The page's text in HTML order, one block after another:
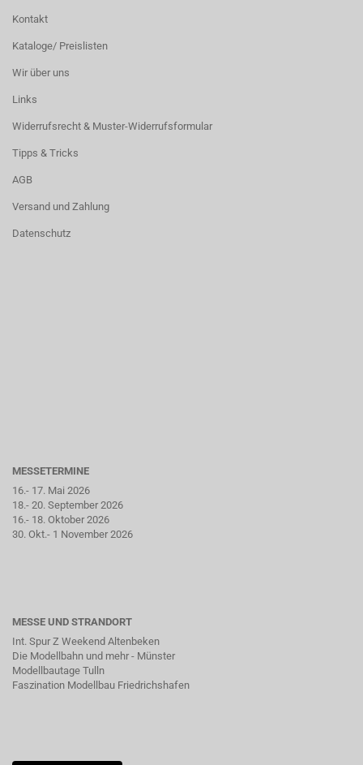
Kontakt
Kataloge/ Preislisten
Wir über uns
Links
Widerrufsrecht & Muster-Widerrufsformular
Tipps & Tricks
AGB
Versand und Zahlung
Datenschutz
MESSETERMINE
16.- 17. Mai 2026
18.- 20. September 2026
16.- 18. Oktober 2026
30. Okt.- 1 November 2026
MESSE UND STRANDORT
Int. Spur Z Weekend Altenbeken
Die Modellbahn und mehr - Münster
Modellbautage Tulln
Faszination Modellbau Friedrichshafen